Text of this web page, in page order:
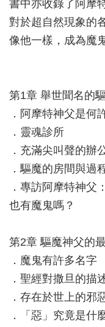
書中亦收錄了阿摩
對於超自然現象的
像他一樣，成為魔
第1章 舉世聞名的
．阿摩特神父是何
．靈魂診所
．充滿尖叫聲的辦
．驅魔的房間與過
．專訪阿摩特神父
也有魔鬼嗎？
第2章 驅魔神父的
．魔鬼有許多名字
．聖經對撒旦的描
．存在於世上的邪
．「惡」究竟是什